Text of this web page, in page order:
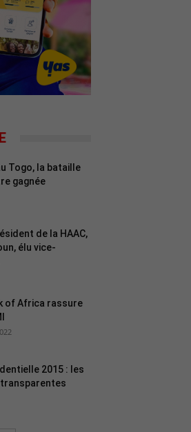
Togo, la bataille
gagnée
de la HAAC,
élu vice-
of Africa rassure
2015 : les